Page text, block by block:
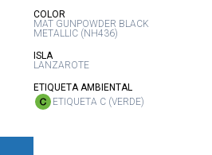
COLOR
MAT GUNPOWDER BLACK
METALLIC (NH436)
ISLA:
LANZAROTE
ETIQUETA AMBIENTAL
ETIQUETA C (VERDE)